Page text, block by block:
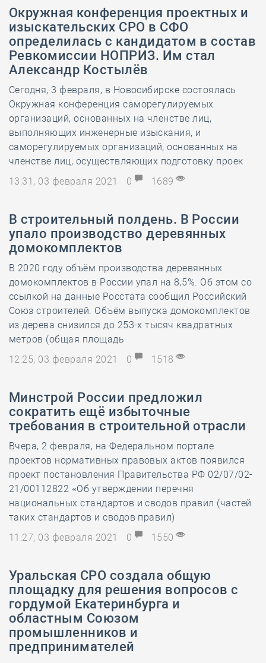
Окружная конференция проектных и
изыскательских СРО в СФО
определилась с кандидатом в состав
Ревкомиссии НОПРИЗ. Им стал
Александр Костылёв
Сегодня, 3 февраля, в Новосибирске состоялась
Окружная конференция саморегулируемых
организаций, основанных на членстве лиц,
выполняющих инженерные изыскания, и
саморегулируемых организаций, основанных на
членстве лиц, осуществляющих подготовку проек
13:31, 03 февраля 2021
0 1689
В строительный полдень. В России
упало производство деревянных
домокомплектов
В 2020 году объём производства деревянных
домокомплектов в России упал на 8,5%. Об этом со
ссылкой на данные Росстата сообщил Российский
Союз строителей. Объём выпуска домокомплектов
из дерева снизился до 253-х тысяч квадратных
метров (общая площадь
12:25, 03 февраля 2021
0 1518
Минстрой России предложил
сократить ещё избыточные
требования в строительной отрасли
Вчера, 2 февраля, на Федеральном портале
проектов нормативных правовых актов появился
проект постановления Правительства РФ 02/07/02-
21/00112822 «Об утверждении перечня
национальных стандартов и сводов правил (частей
таких стандартов и сводов правил)
11:27, 03 февраля 2021
0 1550
​Уральская СРО создала общую
площадку для решения вопросов с
гордумой Екатеринбурга и
областным Союзом
промышленников и
предпринимателей